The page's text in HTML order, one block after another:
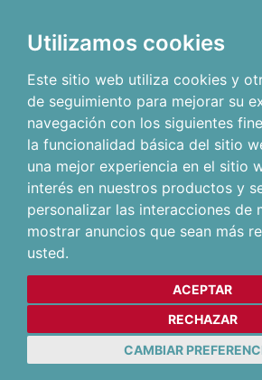
Utilizamos cookies
Este sitio web utiliza cookies y
de seguimiento para mejorar su
navegación con los siguientes
la funcionalidad básica del sitio
una mejor experiencia en el sitio
interés en nuestros productos y
personalizar las interacciones de
mostrar anuncios que sean más
usted.
ACEPTAR
RECHAZAR
CAMBIAR